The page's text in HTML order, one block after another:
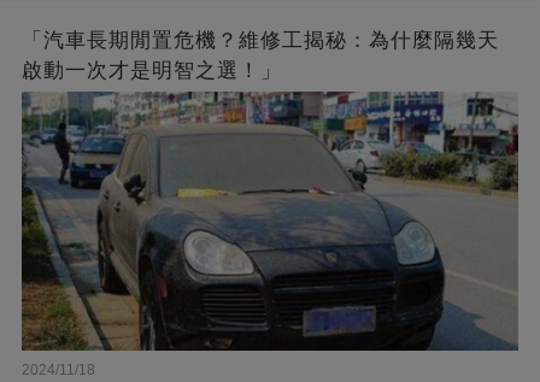
「汽車長期閒置危機？維修工揭秘：為什麼隔幾天
啟動一次才是明智之選！」
2024/11/18